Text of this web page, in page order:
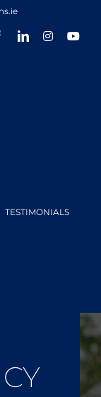
FacebookLinkedInInstagram
TESTIMONIALS